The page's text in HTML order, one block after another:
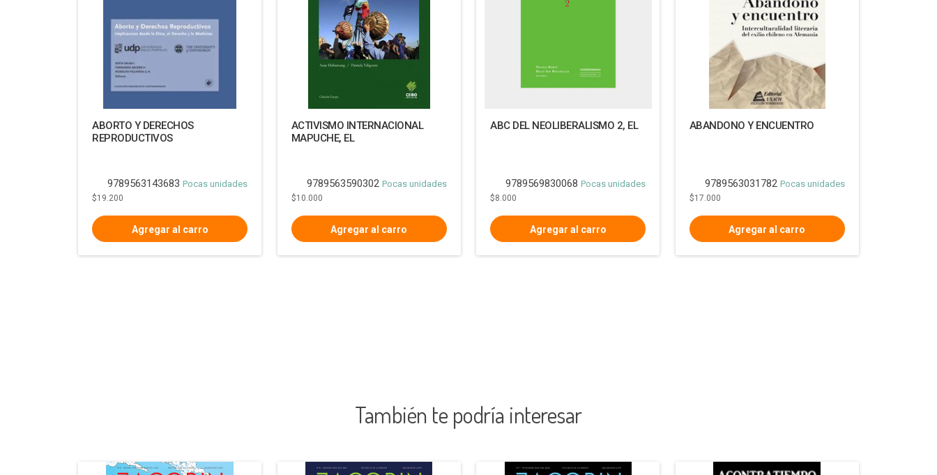
ABORTO Y DERECHOS
REPRODUCTIVOS
9789563143683 Pocas unidades
$19.200
ACTIVISMO INTERNACIONAL
MAPUCHE, EL
9789563590302 Pocas unidades
$10.000
ABC DEL NEOLIBERALISMO 2, EL
9789569830068 Pocas unidades
$8.000
ABANDONO Y ENCUENTRO
9789563031782 Pocas unidades
$17.000
También te podría interesar